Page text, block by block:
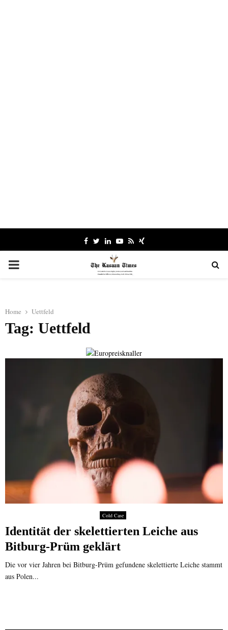
Facebook
TwitterLinkedinYoutube
RssXing
PRIMARY
Home Uettfeld
Tag: Uettfeld
Cold Case
Identität der skelettierten Leiche aus
Bitburg-Prüm geklärt
Die vor vier Jahren bei Bitburg-Prüm gefundene skelettierte Leiche stammt
aus Polen...